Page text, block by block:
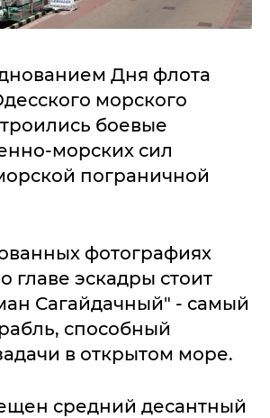
Дня флота
морского
боевые
морских сил
пограничной
фотографиях
главе эскадры стоит
Сагайдачный" - самый
способный
в открытом море.
средний десантный